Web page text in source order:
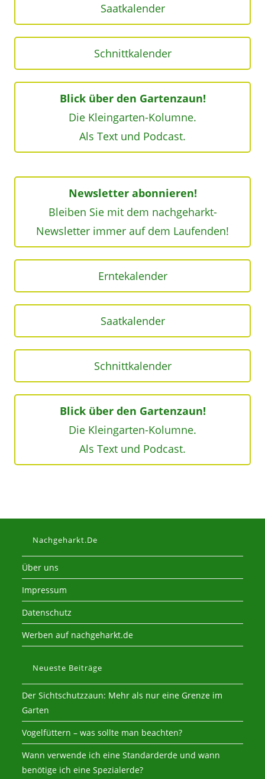
Saatkalender
Schnittkalender
Blick über den Gartenzaun!
Die Kleingarten-Kolumne.
Als Text und Podcast.
Newsletter abonnieren!
Bleiben Sie mit dem nachgeharkt-
Newsletter immer auf dem Laufenden!
Erntekalender
Saatkalender
Schnittkalender
Blick über den Gartenzaun!
Die Kleingarten-Kolumne.
Als Text und Podcast.
Nachgeharkt.de
Über uns
Impressum
Datenschutz
Werben auf nachgeharkt.de
Neueste Beiträge
Der Sichtschutzzaun: Mehr als nur eine Grenze im
Garten
Vogelfüttern – was sollte man beachten?
Wann verwende ich eine Standarderde und wann
benötige ich eine Spezialerde?